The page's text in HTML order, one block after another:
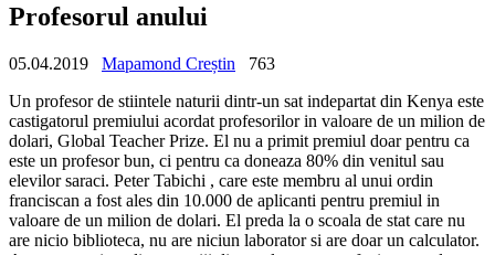
Profesorul anului
05.04.2019 Mapamond Creștin
763
Un profesor de stiintele naturii dintr-un sat indepartat din Kenya este
castigatorul premiului acordat profesorilor in valoare de un milion de
dolari, Global Teacher Prize. El nu a primit premiul doar pentru ca
este un profesor bun, ci pentru ca doneaza 80% din venitul sau
elevilor saraci. Peter Tabichi , care este membru al unui ordin
franciscan a fost ales din 10.000 de aplicanti pentru premiul in
valoare de un milion de dolari. El preda la o scoala de stat care nu
are nicio biblioteca, nu are niciun laborator si are doar un calculator.